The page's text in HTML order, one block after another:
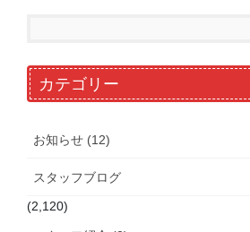
カテゴリー
お知らせ (12)
スタッフブログ
(2,120)